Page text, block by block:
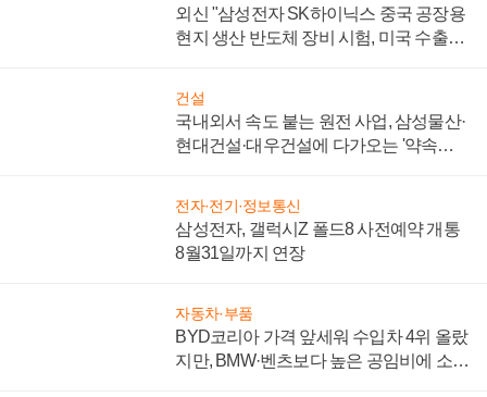
외신 "삼성전자 SK하이닉스 중국 공장용
현지 생산 반도체 장비 시험, 미국 수출통
건설
국내외서 속도 붙는 원전 사업, 삼성물산·
현대건설·대우건설에 다가오는 '약속의
전자·전기·정보통신
삼성전자, 갤럭시Z 폴드8 사전예약 개통
8월31일까지 연장
자동차·부품
BYD코리아 가격 앞세워 수입차 4위 올랐
지만, BMW·벤츠보다 높은 공임비에 소비